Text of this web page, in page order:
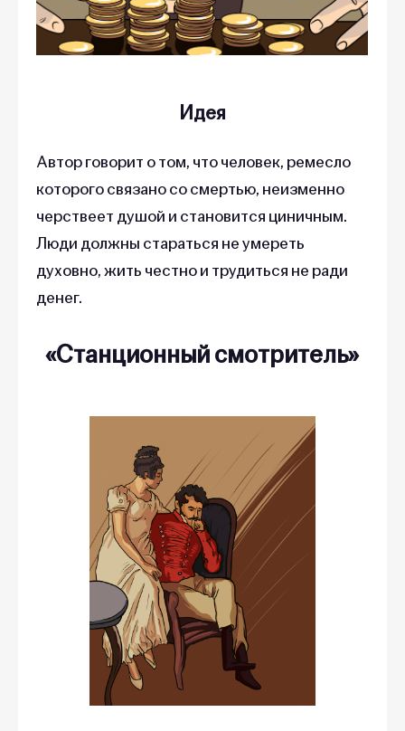
Идея
Автор говорит о том, что человек, ремесло
которого связано со смертью, неизменно
черствеет душой и становится циничным.
Люди должны стараться не умереть
духовно, жить честно и трудиться не ради
денег.
«Станционный смотритель»